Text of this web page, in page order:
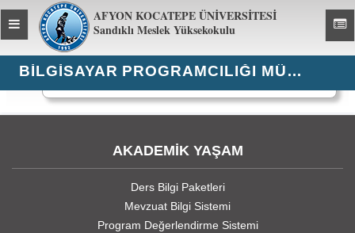
AFYON KOCATEPE ÜNİVERSİTESİ
Sandıklı Meslek Yüksekokulu
Toggle
global
navigation
BILGISAYAR PROGRAMCILIĞI MÜFREDAT
AKADEMİK YAŞAM
Ders Bilgi Paketleri
Mevzuat Bilgi Sistemi
Program Değerlendirme Sistemi